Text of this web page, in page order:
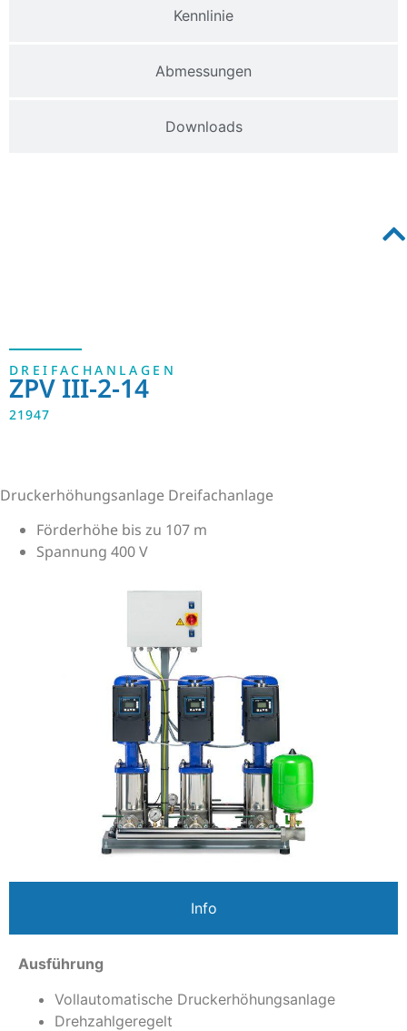
Kennlinie
Abmessungen
Downloads
DREIFACHANLAGEN
ZPV III-2-14
21947
Druckerhöhungsanlage Dreifachanlage
Förderhöhe bis zu 107 m
Spannung 400 V
Info
Ausführung
Vollautomatische Druckerhöhungsanlage
Drehzahlgeregelt